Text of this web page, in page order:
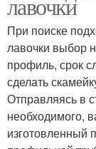
При поиске
лавочки выбор
профиль, срок
сделать
Отправляясь в
необходимого,
изготовленный